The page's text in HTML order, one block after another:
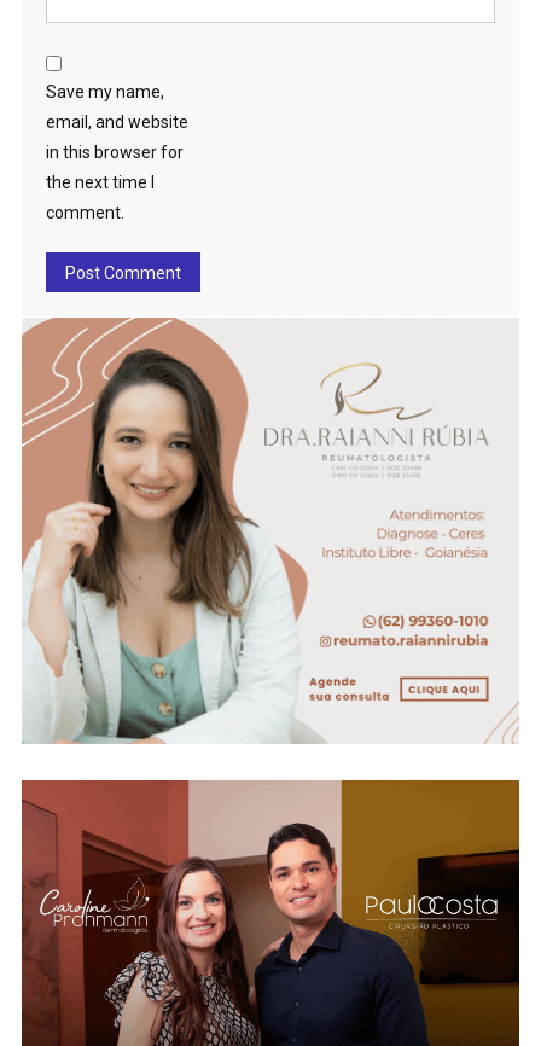
Save my name,
email, and website
in this browser for
the next time I
comment.